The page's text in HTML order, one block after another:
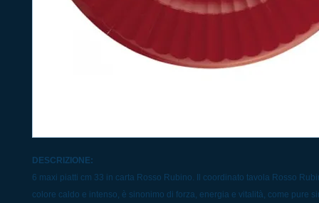
DESCRIZIONE:
6 maxi piatti cm 33 in carta Rosso Rubino. Il coordinato tavola Rosso
colore caldo e intenso, è sinonimo di forza, energia e vitalità, come pure